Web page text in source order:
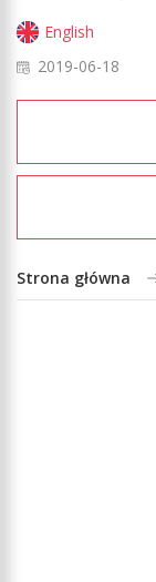
English
2019-06-18
Strona główna